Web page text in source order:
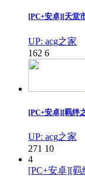
[PC+安卓][天堂
UP: acg之家
162 6
[PC+安卓][羁绊
UP: acg之家
271 10
4
[PC+安卓][羁